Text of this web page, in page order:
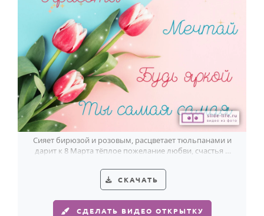
Сияет бирюзой и розовым, расцветает тюльпанами и
дарит к 8 Марта тёплое пожелание любви, счастья и
СКАЧАТЬ
СДЕЛАТЬ ВИДЕО ОТКРЫТКУ